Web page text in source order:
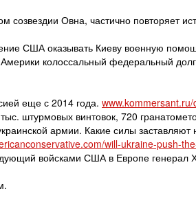
созвездии Овна, частично повторяет
США оказывать Киеву военную
колоссальный федеральный
еще с 2014 года.
штурмовых винтовок, 720
армии. Какие силы заставляют
will-ukraine-push-
войсками США в Европе генерал